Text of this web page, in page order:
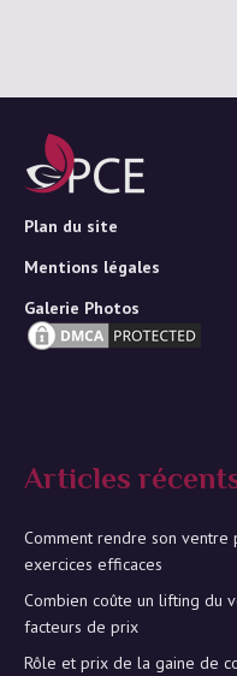
Plan du site
Mentions légales
Galerie Photos
Articles
Comment rendre son
exercices efficaces
Combien coûte un lifting du
facteurs de prix
Rôle et prix de la gaine de